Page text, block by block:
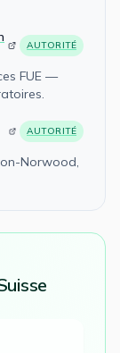
AUTORITÉ
FUE —
AUTORITÉ
Norwood,